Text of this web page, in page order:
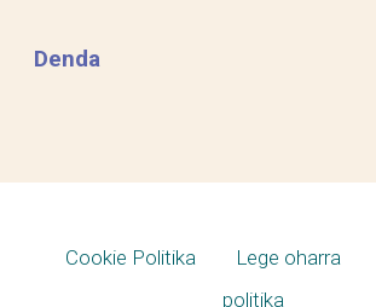
Denda
Cookie Politika Lege oharra
politika